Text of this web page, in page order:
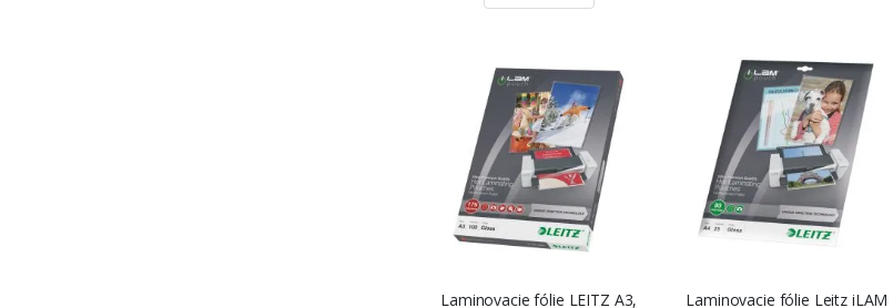
Laminovacie fólie LEITZ A3,
Laminovacie fólie Leitz iLAM